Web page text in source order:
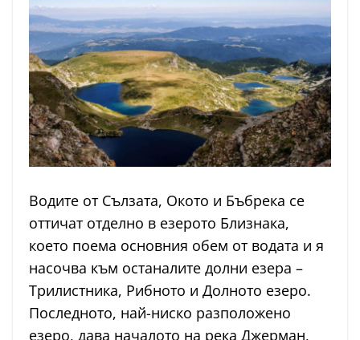
Водите от Сълзата, Окото и Бъбрека се
оттичат отделно в езерото Близнака,
което поема основния обем от водата и я
насочва към останалите долни езера –
Трилистника, Рибното и Долното езеро.
Последното, най-ниско разположено
езеро, дава началото на река Джерман,